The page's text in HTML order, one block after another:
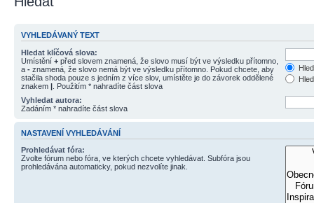
VYHLEDÁVANÝ TEXT
Hledat klíčová slova:
Umístění + před slovem znamená, že slovo musí být ve výsledku přítomno,
a - znamená, že slovo nemá být ve výsledku přítomno. Pokud chcete, aby
stačila shoda pouze s jedním z více slov, umístěte je do závorek oddělené
znakem | . Použitím * nahradíte část slova
Vyhledat autora:
Zadáním * nahradíte část slova
NASTAVENÍ VYHLEDÁVÁNÍ
Prohledávat fóra:
Zvolte fórum nebo fóra, ve kterých chcete vyhledávat. Subfóra jsou
prohledávána automaticky, pokud nezvolíte jinak.